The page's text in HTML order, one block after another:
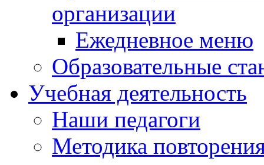
организации
Ежедневное меню
Образовательные
Учебная деятельность
Наши педагоги
Методика